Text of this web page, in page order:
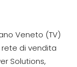
Veneto (TV)
di vendita
Solutions,